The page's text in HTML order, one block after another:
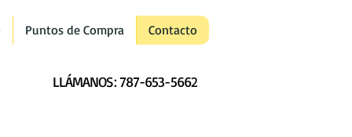
Puntos de Compra Contacto
LLÁMANOS: 787-653-5662